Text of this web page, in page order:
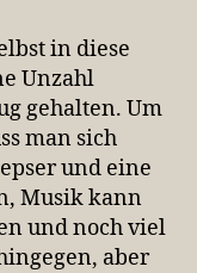
in diese
Unzahl
gehalten. Um
man sich
und eine
Musik kann
und noch viel
aber